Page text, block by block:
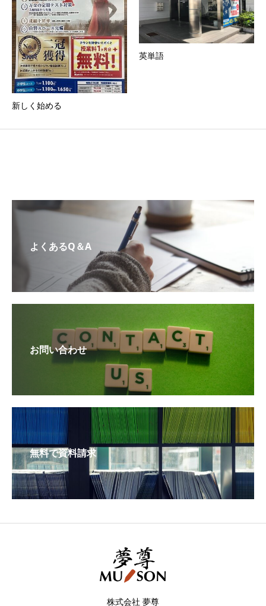
新しく始める
英単語
よくあるQ＆A
お問い合わせ
無料で資料請求
株式会社 夢尊